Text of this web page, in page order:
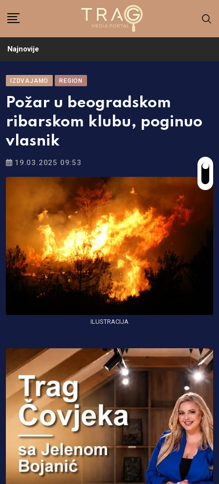
Najnovije
IZDVAJAMO REGION
Požar u beogradskom
ribarskom klubu, poginuo
vlasnik
19.03.2025 09:53
ILUSTRACIJA